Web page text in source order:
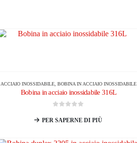
ACCIAIO INOSSIDABILE, BOBINA IN ACCIAIO INOSSIDABILE
Bobina in acciaio inossidabile 316L
PER SAPERNE DI PIÙ